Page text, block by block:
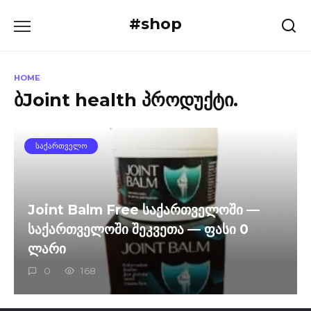
#shop
HOME
ბJoint health პროდუქტი.
ᲡᲐᲥᲐᲠᲗᲕᲔᲚᲝ
Joint Balm Free საქართველოში —
საქართველოში შეკვეთა — ფასი 0
ლარი
0 168